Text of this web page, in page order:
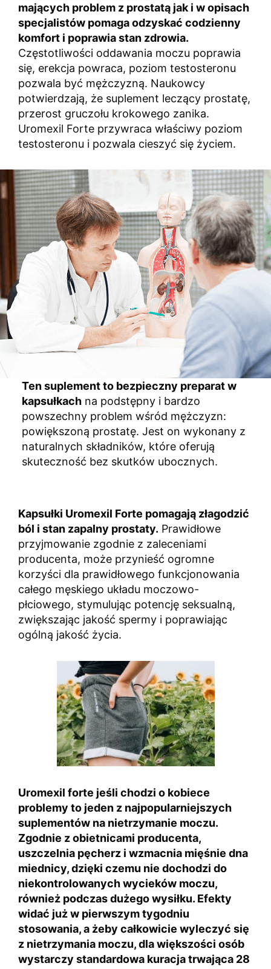
mających problem z prostatą jak i w opisach
specjalistów pomaga odzyskać codzienny
komfort i poprawia stan zdrowia.
Częstotliwości oddawania moczu poprawia
się, erekcja powraca, poziom testosteronu
pozwala być mężczyzną. Naukowcy
potwierdzają, że suplement leczący prostatę,
przerost gruczołu krokowego zanika.
Uromexil Forte przywraca właściwy poziom
testosteronu i pozwala cieszyć się życiem.
Ten suplement to bezpieczny preparat w
kapsułkachna podstępny i bardzo
powszechny problem wśród mężczyzn:
powiększoną prostatę. Jest on wykonany z
naturalnych składników, które oferują
skuteczność bez skutków ubocznych.
Kapsułki Uromexil Forte pomagają złagodzić
ból i stan zapalny prostaty. Prawidłowe
przyjmowanie zgodnie z zaleceniami
producenta, może przynieść ogromne
korzyści dla prawidłowego funkcjonowania
całego męskiego układu moczowo-
płciowego, stymulując potencję seksualną,
zwiększając jakość spermy i poprawiając
ogólną jakość życia.
Uromexil forte jeśli chodzi o kobiece
problemy to jeden z najpopularniejszych
suplementów na nietrzymanie moczu.
Zgodnie z obietnicami producenta,
uszczelnia pęcherz i wzmacnia mięśnie dna
miednicy, dzięki czemu nie dochodzi do
niekontrolowanych wycieków moczu,
również podczas dużego wysiłku. Efekty
widać już w pierwszym tygodniu
stosowania, a żeby całkowicie wyleczyć się
z nietrzymania moczu, dla większości osób
wystarczy standardowa kuracja trwająca 28